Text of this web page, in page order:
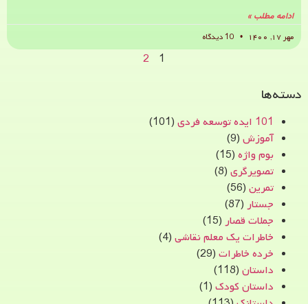
ادامه مطلب »
مهر ۱۷, ۱۴۰۰
1
2
دسته‌ها
101 ایده توسعه فردی
(101)
آموزش (9)
بوم واژه (15)
تصویرگری (8)
تمرین (56)
جستار (87)
جملات قصار (15)
خاطرات یک معلم نقاشی (4)
خرده خاطرات (29)
داستان (118)
داستان کودک (1)